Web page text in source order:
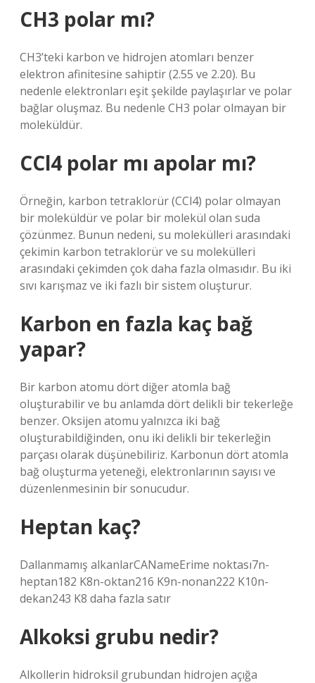
CH3 polar mı?
CH3’teki karbon ve hidrojen atomları benzer
elektron afinitesine sahiptir (2.55 ve 2.20). Bu
nedenle elektronları eşit şekilde paylaşırlar ve polar
bağlar oluşmaz. Bu nedenle CH3 polar olmayan bir
moleküldür.
CCl4 polar mı apolar mı?
Örneğin, karbon tetraklorür (CCl4) polar olmayan
bir moleküldür ve polar bir molekül olan suda
çözünmez. Bunun nedeni, su molekülleri arasındaki
çekimin karbon tetraklorür ve su molekülleri
arasındaki çekimden çok daha fazla olmasıdır. Bu iki
sıvı karışmaz ve iki fazlı bir sistem oluşturur.
Karbon en fazla kaç bağ
yapar?
Bir karbon atomu dört diğer atomla bağ
oluşturabilir ve bu anlamda dört delikli bir tekerleğe
benzer. Oksijen atomu yalnızca iki bağ
oluşturabildiğinden, onu iki delikli bir tekerleğin
parçası olarak düşünebiliriz. Karbonun dört atomla
bağ oluşturma yeteneği, elektronlarının sayısı ve
düzenlenmesinin bir sonucudur.
Heptan kaç?
Dallanmamış alkanlarCANameErime noktası7n-
heptan182 K8n-oktan216 K9n-nonan222 K10n-
dekan243 K8 daha fazla satır
Alkoksi grubu nedir?
Alkollerin hidroksil grubundan hidrojen açığa